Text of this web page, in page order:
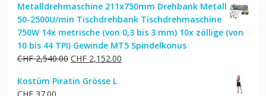
war:
CHF 170.00
ist:
CHF 144.00.
Metalldrehmaschine 211x750mm Drehbank Metall
50-2500U/min Tischdrehbank Tischdrehmaschine
750W 14x metrische (von 0,3 bis 3 mm) 10x zöllige (von
10 bis 44 TPI) Gewinde MT5 Spindelkonus
CHF2,540.00 Ursprünglicher
war:
CHF2,152.00Aktueller
Kostüm Piratin Grösse L